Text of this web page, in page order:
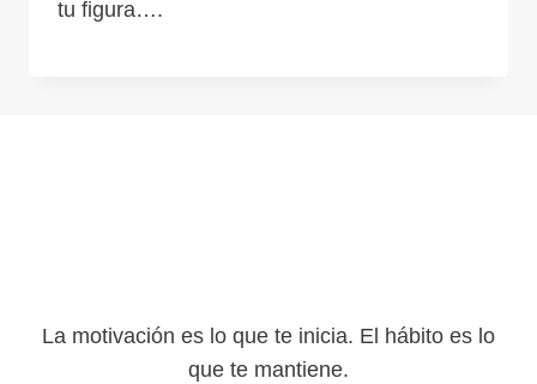
tu figura….
La motivación es lo que te inicia. El hábito es lo
que te mantiene.